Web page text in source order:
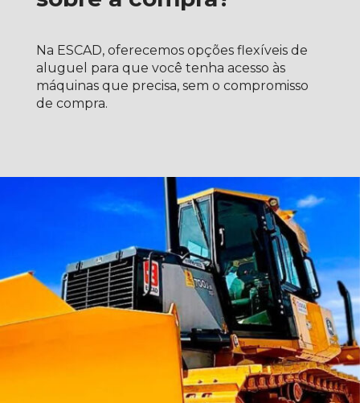
Na ESCAD, oferecemos opções flexíveis de
aluguel para que você tenha acesso às
máquinas que precisa, sem o compromisso
de compra.